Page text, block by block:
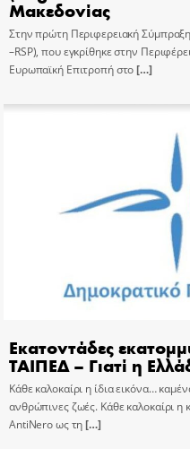
Μακεδονίας
Στην πρώτη Περιφερειακή
–RSP), που εγκρίθηκε στην
Ευρωπαϊκή Επιτροπή στο[…]
Εκατοντάδες
ΤΑΙΠΕΔ – Γιατί η
Κάθε καλοκαίρι η ίδια εικόνα…
ανθρώπινες ζωές. Κάθε καλοκαίρι η
AntiNero ως τη[…]